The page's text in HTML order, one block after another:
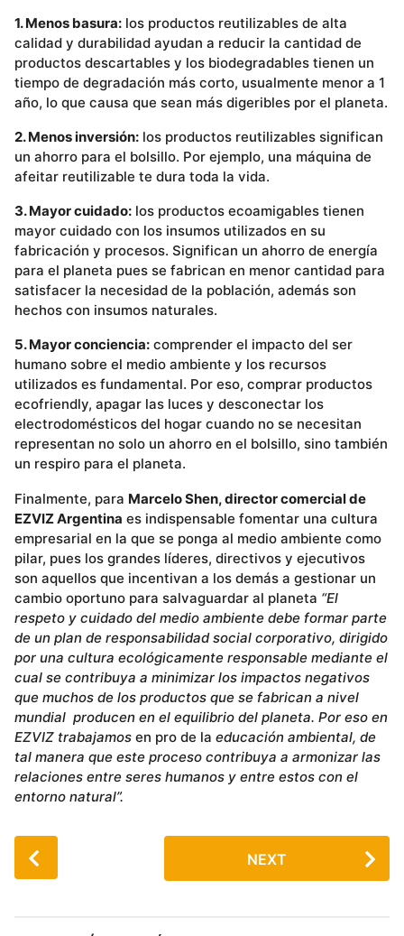
1. Menos basura: los productos reutilizables de alta
calidad y durabilidad ayudan a reducir la cantidad de
productos descartables y los biodegradables tienen un
tiempo de degradación más corto, usualmente menor a 1
año, lo que causa que sean más digeribles por el planeta.
2. Menos inversión: los productos reutilizables significan
un ahorro para el bolsillo. Por ejemplo, una máquina de
afeitar reutilizable te dura toda la vida.
3. Mayor cuidado: los productos ecoamigables tienen
mayor cuidado con los insumos utilizados en su
fabricación y procesos. Significan un ahorro de energía
para el planeta pues se fabrican en menor cantidad para
satisfacer la necesidad de la población, además son
hechos con insumos naturales.
5. Mayor conciencia: comprender el impacto del ser
humano sobre el medio ambiente y los recursos
utilizados es fundamental. Por eso, comprar productos
ecofriendly, apagar las luces y desconectar los
electrodomésticos del hogar cuando no se necesitan
representan no solo un ahorro en el bolsillo, sino también
un respiro para el planeta.
Finalmente, para Marcelo Shen, director comercial de
EZVIZ Argentina es indispensable fomentar una cultura
empresarial en la que se ponga al medio ambiente como
pilar, pues los grandes líderes, directivos y ejecutivos
son aquellos que incentivan a los demás a gestionar un
cambio oportuno para salvaguardar al planeta “El
respeto y cuidado del medio ambiente debe formar parte
de un plan de responsabilidad social corporativo, dirigido
por una cultura ecológicamente responsable mediante el
cual se contribuya a minimizar los impactos negativos
que muchos de los productos que se fabrican a nivel
mundial producen en el equilibrio del planeta. Por eso en
EZVIZ trabajamos en pro de la educación ambiental, de
tal manera que este proceso contribuya a armonizar las
relaciones entre seres humanos y entre estos con el
entorno natural”.
P
o
NEXT